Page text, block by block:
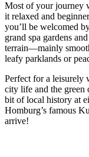
Most of your journey
it relaxed and
you’ll be welcomed
grand spa gardens
terrain—mainly
leafy parklands or
Perfect for a leisurely
city life and the
bit of local history at
Homburg’s famous
arrive!